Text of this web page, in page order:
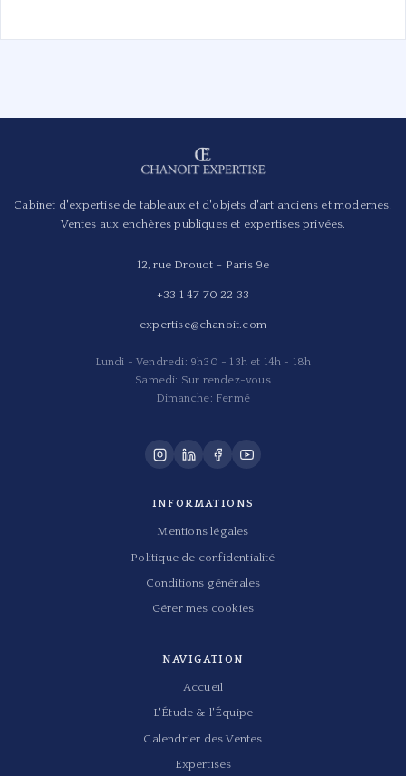
Cabinet d'expertise de tableaux et d'objets d'art anciens et modernes.
Ventes aux enchères publiques et expertises privées.
12, rue Drouot – Paris 9e
+33 1 47 70 22 33
expertise@chanoit.com
Lundi - Vendredi: 9h30 - 13h et 14h - 18h
Samedi: Sur rendez-vous
Dimanche: Fermé
INFORMATIONS
Mentions légales
Politique de confidentialité
Conditions générales
Gérer mes cookies
NAVIGATION
Accueil
L'Étude & l'Équipe
Calendrier des Ventes
Expertises